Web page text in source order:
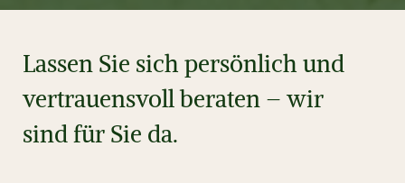
Lassen Sie sich persönlich und
vertrauensvoll beraten – wir
sind für Sie da.